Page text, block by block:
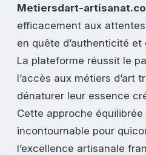
Metiersdart-
efficacement aux
en quête d’authenticité
La plateforme réussit le
l’accès aux métiers d’art
dénaturer leur essence
Cette approche
incontournable pour
l’excellence artisanale